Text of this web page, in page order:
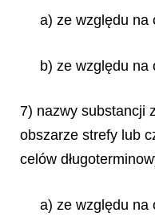
a) ze względu na
b) ze względu na
7) nazwy substancji
obszarze strefy lub
celów
a) ze względu na